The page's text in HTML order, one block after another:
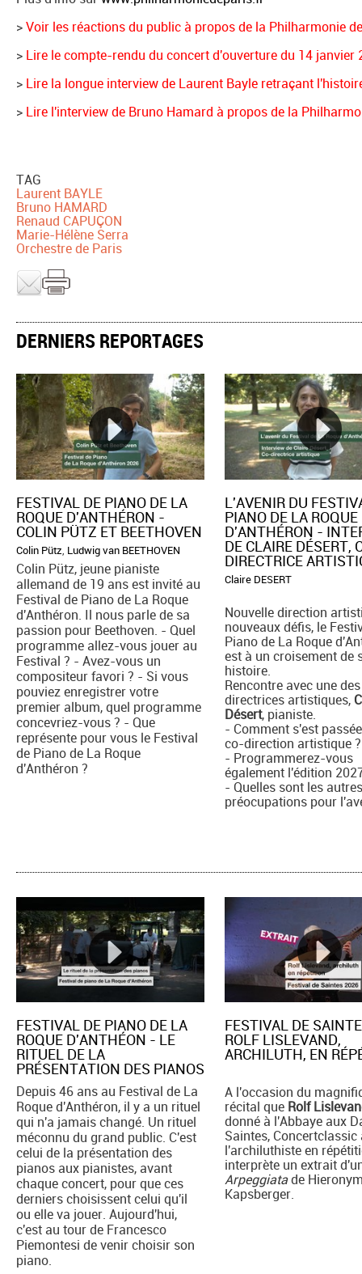
>Voir les réactions du public à propos de la Philharmonie
> Lire le compte-rendu du concert d'ouverture du 14 janvier
> Lire la longue interview de Laurent Bayle retraçant
> Lire l'interview de Bruno Hamard à propos de la
TAG
Laurent BAYLE
Bruno HAMARD
Renaud CAPUÇON
Marie-Hélène Serra
Orchestre de Paris
DERNIERS REPORTAGES
FESTIVAL DE PIANO DE LA
ROQUE D'ANTHÉRON -
COLIN PÜTZ ET BEETHOVEN
Colin Pütz, Ludwig van BEETHOVEN
Colin Pütz, jeune pianiste
allemand de 19 ans est invité au
Festival de Piano de La Roque
d'Anthéron. Il nous parle de sa
passion pour Beethoven. - Quel
programme allez-vous jouer au
Festival ? - Avez-vous un
compositeur favori ? - Si vous
pouviez enregistrer votre
premier album, quel programme
concevriez-vous ? - Que
représente pour vous le Festival
de Piano de La Roque
d'Anthéron ?
L'AVENIR DU
PIANO DE LA ROQUE
D'ANTHÉRON -
DE CLAIRE DÉSERT,
DIRECTRICE
Claire DESERT
Nouvelle direction
nouveaux défis, le
Piano de La Roque
est à un croisement de
histoire.
Rencontre avec une
directrices artistiques,
Désert, pianiste.
- Comment s'est
co-direction artistique ?
- Programmerez-vous
également l'édition
- Quelles sont les
préocupations pour
FESTIVAL DE PIANO DE LA
ROQUE D'ANTHÉON - LE
RITUEL DE LA
PRÉSENTATION DES PIANOS
Depuis 46 ans au Festival de La
Roque d'Anthéron, il y a un rituel
qui n'a jamais changé. Un rituel
méconnu du grand public. C'est
celui de la présentation des
pianos aux pianistes, avant
chaque concert, pour que ces
derniers choisissent celui qu'il
ou elle va jouer. Aujourd'hui,
c'est au tour de Francesco
Piemontesi de venir choisir son
piano.
FESTIVAL DE
ROLF LISLEVAND,
ARCHILUTH, EN
A l'occasion du
récital que Rolf
donné à l'Abbaye aux
Saintes,
l'archiluthiste en
interprète un extrait
Arpeggiatade
Kapsberger.